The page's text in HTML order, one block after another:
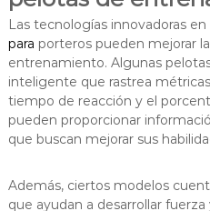
Las tecnologías innovadoras
para porteros pueden mejorar
entrenamiento. Algunas
inteligente que rastrea
tiempo de reacción y el
pueden proporcionar
que buscan mejorar sus
Además, ciertos modelos
que ayudan a desarrollar